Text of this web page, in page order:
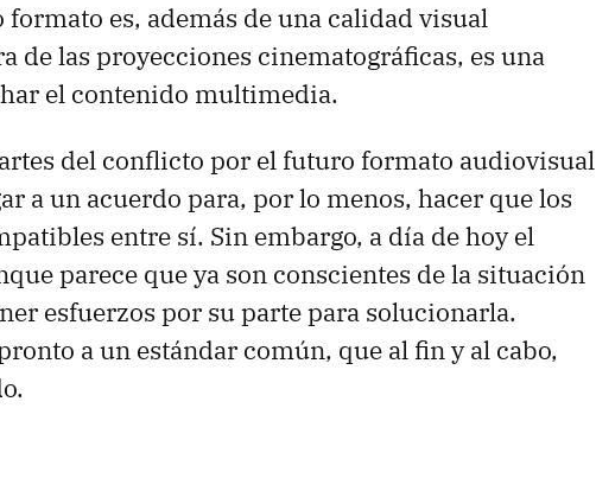
formato es, además de una calidad visual
de las proyecciones cinematográficas, es una
el contenido multimedia.
del conflicto por el futuro formato audiovisual
a un acuerdo para, por lo menos, hacer que los
entre sí. Sin embargo, a día de hoy el
parece que ya son conscientes de la situación
esfuerzos por su parte para solucionarla.
a un estándar común, que al fin y al cabo,